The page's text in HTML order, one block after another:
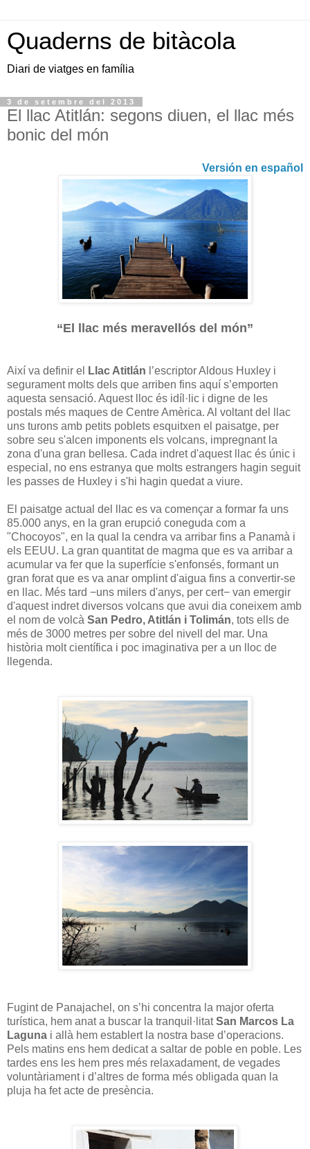
Quaderns de bitàcola
Diari de viatges en família
3 de setembre del 2013
El llac Atitlán: segons diuen, el llac més
bonic del món
Versión en español
“El llac més meravellós del món”
Així va definir el Llac Atitlán l’escriptor Aldous Huxley i
segurament molts dels que arriben fins aquí s’emporten
aquesta sensació. Aquest lloc és idíl·lic i digne de les
postals més maques de Centre Amèrica. Al voltant del llac
uns turons amb petits poblets esquitxen el paisatge, per
sobre seu s'alcen imponents els volcans, impregnant la
zona d'una gran bellesa. Cada indret d'aquest llac és únic i
especial, no ens estranya que molts estrangers hagin seguit
les passes de Huxley i s'hi hagin quedat a viure.
El paisatge actual del llac es va començar a formar fa uns
85.000 anys, en la gran erupció coneguda com a
"Chocoyos", en la qual la cendra va arribar fins a Panamà i
els EEUU. La gran quantitat de magma que es va arribar a
acumular va fer que la superfície s'enfonsés, formant un
gran forat que es va anar omplint d'aigua fins a convertir-se
en llac. Més tard −uns milers d'anys, per cert− van emergir
d'aquest indret diversos volcans que avui dia coneixem amb
el nom de volcà San Pedro, Atitlán i Tolimán, tots ells de
més de 3000 metres per sobre del nivell del mar. Una
història molt científica i poc imaginativa per a un lloc de
llegenda.
Fugint de Panajachel, on s’hi concentra la major oferta
turística, hem anat a buscar la tranquil·litatSan Marcos La
Laguna i allà hem establert la nostra base d’operacions.
Pels matins ens hem dedicat a saltar de poble en poble. Les
tardes ens les hem pres més relaxadament, de vegades
voluntàriament i d’altres de forma més obligada quan la
pluja ha fet acte de presència.